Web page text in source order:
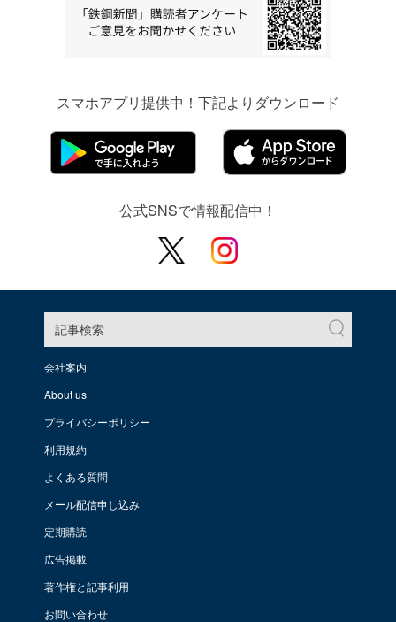
スマホアプリ提供中！下記よりダウンロード
公式SNSで情報配信中！
記事検索
会社案内
About us
プライバシーポリシー
利用規約
よくある質問
メール配信申し込み
定期購読
広告掲載
著作権と記事利用
お問い合わせ